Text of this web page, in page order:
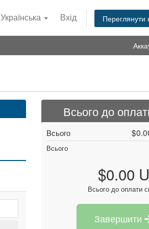
Українська Вхід Переглянути
Всього до
Всього
Всього
$0.00
Всього до оплати
Завершити